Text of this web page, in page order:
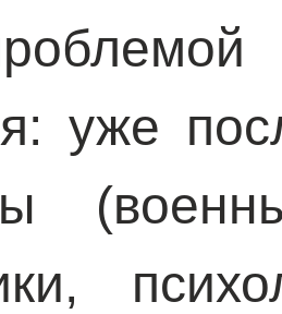
уже